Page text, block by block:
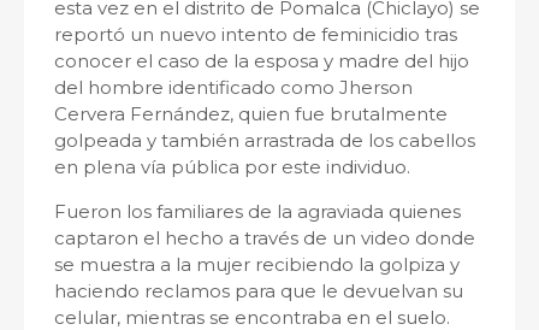
esta vez en el distrito de Pomalca (Chiclayo) se
reportó un nuevo intento de feminicidio tras
conocer el caso de la esposa y madre del hijo
del hombre identificado como Jherson
Cervera Fernández, quien fue brutalmente
golpeada y también arrastrada de los cabellos
en plena vía pública por este individuo.
Fueron los familiares de la agraviada quienes
captaron el hecho a través de un video donde
se muestra a la mujer recibiendo la golpiza y
haciendo reclamos para que le devuelvan su
celular, mientras se encontraba en el suelo.